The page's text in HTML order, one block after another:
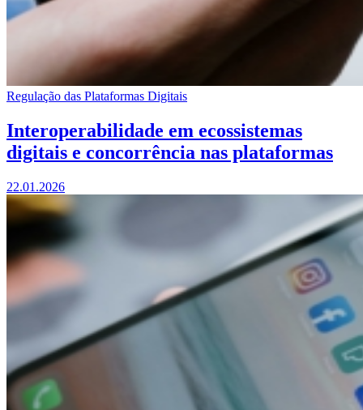
Regulação das Plataformas Digitais
Interoperabilidade em ecossistemas
digitais e concorrência nas plataformas
22.01.2026